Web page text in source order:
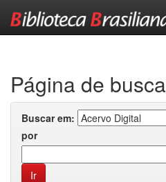
Página de busca
Buscar em:
por